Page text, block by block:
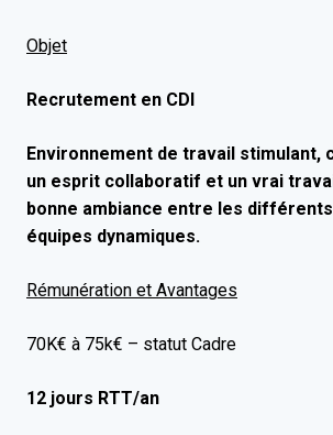
Objet
Recrutement en CDI
Environnement de travail stimulant,
un esprit collaboratif et un vrai
bonne ambiance entre les
équipes dynamiques.
Rémunération et Avantages
70K€ à 75k€ – statut Cadre
12 jours RTT/an